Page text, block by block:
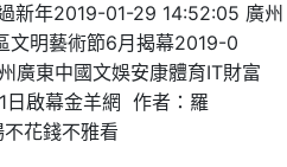
新年2019-01-29 14:52:05 廣州
文明藝術節6月揭幕2019-0
廣東中國文娛安康體育IT財富
日啟幕金羊網 作者：羅
花錢不雅看